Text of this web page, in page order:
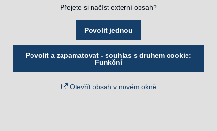
Přejete si načíst externí obsah?
Povolit jednou
Povolit a zapamatovat - souhlas s druhem cookie:
Funkční
Otevřít obsah v novém okně